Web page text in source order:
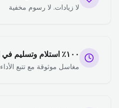
لا زيادات. لا رسوم مخفية
١٠٠٪ استلام وتسليم في الوقت
مغاسل موثوقة مع تتبع الأداء